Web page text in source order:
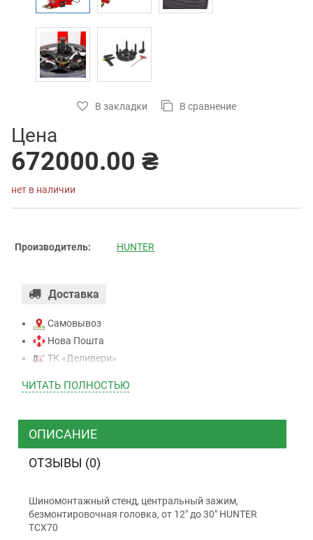
В закладки В сравнение
Цена
672000.00 ₴
нет в наличии
Производитель: HUNTER
Доставка
Самовывоз
Нова Пошта
ТК «Деливери»
ТК “Justin”
ТК ”УкрПочта”
Наличными
Наложенный платеж (при получении)
ЧИТАТЬ ПОЛНОСТЬЮ
ОПИСАНИЕ
ОТЗЫВЫ (0)
Шиномонтажный стенд, центральный зажим,
безмонтировочная головка, от 12" до 30" HUNTER
TCX70